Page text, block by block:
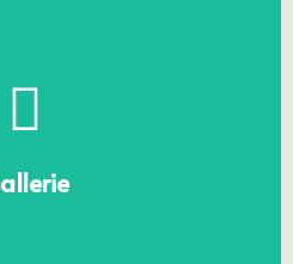
von unseren